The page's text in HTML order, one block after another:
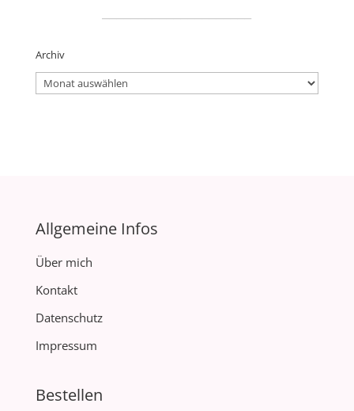
Archiv
Archiv
Allgemeine Infos
Über mich
Kontakt
Datenschutz
Impressum
Bestellen